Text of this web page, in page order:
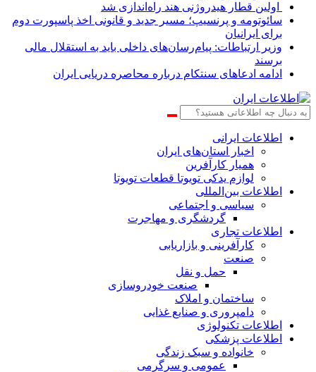
اولین قطار هیدروژنی هند راه‌اندازی شد
سائوتومه و پرنسیپ؛ مسیر جدید و قانونی اخذ پاسپورت دوم
برای ایرانیان
وزیر ارتباطات: پیام‌رسان‌های داخلی باید به استقلال مالی
برسند
ادامه ادعاهای سنتکام درباره محاصره دریایی ایران
اطلاعات‌ ‎ایرانی
اخبار استان‌های ایران
همیار کارآفرین
لوازم یدکی تویوتا قطعات تویوتا
اطلاعات بین‌المللی
سیاسی و اجتماعی
گردشگری و مهاجرت
اطلاعات تجاری
کارآفرینی و بازاریابی
صنعت
حمل و نقل
صنعت خودروسازی
ساختمان و املاک
دامپروری و صنایع غذایی
اطلاعات تکنولوژی
اطلاعات پزشکی
خانواده و سبک زندگی
عمومی و سرگرمی